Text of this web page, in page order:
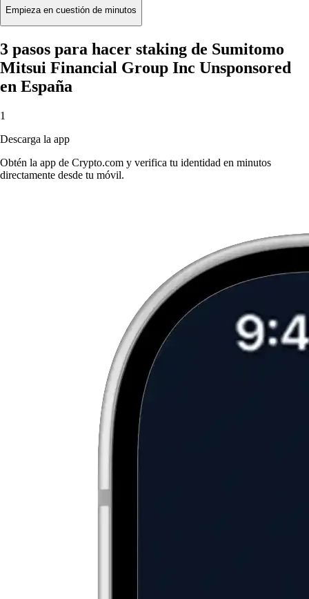
Empieza en cuestión de minutos
3 pasos para hacer staking de Sumitomo
Mitsui Financial Group Inc Unsponsored
en España
1
Descarga la app
Obtén la app de Crypto.com y verifica tu identidad en minutos
directamente desde tu móvil.